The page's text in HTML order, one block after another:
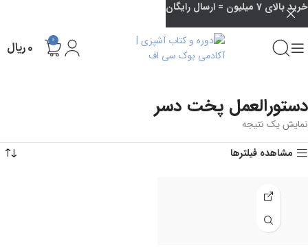
0 ۰ریال
دستورالعمل پخت دسر
نمایش یک نتیجه
مشاهده فیلترها
خرید بالای 7 میلیون = ارسال رایگان